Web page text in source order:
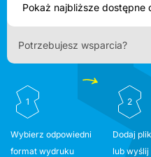
Potrzebujesz wsparcia?
1
Wybierz odpowiedni
format wydruku
2
Dodaj
lub wyślij